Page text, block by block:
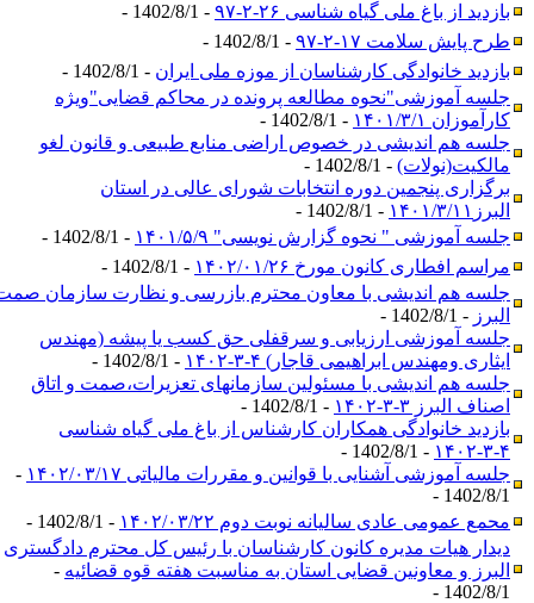
بازدید از باغ ملی گیاه شناسی ۲۶-۲-۹۷
- 1402/8/1 -
طرح پایش سلامت ۱۷-۲-۹۷
- 1402/8/1 -
بازدید خانوادگی کارشناسان از موزه ملی ایران - 1402/8/1 -
جلسه آموزشی"نحوه مطالعه پرونده در محاکم قضایی"ویژه
کارآموزان ۱۴۰۱/۳/۱
- 1402/8/1 -
جلسه هم اندیشی در خصوص اراضی منابع طبیعی و قانون لغو
مالکیت(نولات)- 1402/8/1 -
برگزاری پنجمین دوره انتخابات شورای عالی در استان
البرز۱۴۰۱/۳/۱۱
- 1402/8/1 -
جلسه آموزشی " نحوه گزارش نویسی" ۱۴۰۱/۵/۹
- 1402/8/1 -
مراسم افطاری کانون مورخ ۱۴۰۲/۰۱/۲۶
- 1402/8/1 -
جلسه هم اندیشی با معاون محترم بازرسی و نظارت سازمان صمت
البرز - 1402/8/1 -
جلسه آموزشی ارزیابی و سرقفلی حق کسب یا پیشه (مهندس
ایثاری ومهندس ابراهیمی قاجار) ۴-۳-۱۴۰۲
- 1402/8/1 -
جلسه هم اندیشی با مسئولین سازمانهای تعزیرات،صمت و اتاق
اصناف البرز ۳-۳-۱۴۰۲
- 1402/8/1 -
بازدید خانوادگی همکاران کارشناس از باغ ملی گیاه شناسی
- 1402/8/1 -
جلسه آموزشی آشنایی با قوانین و مقررات مالیاتی ۱۴۰۲/۰۳/۱۷
-
1402/8/1 -
محمع عمومی عادی سالیانه نوبت دوم ۱۴۰۲/۰۳/۲۲
- 1402/8/1 -
دیدار هیات مدیره کانون کارشناسان با رئیس کل محترم دادگستری
البرز و معاونین قضایی استان به مناسبت هفته قوه قضائیه-
1402/8/1 -